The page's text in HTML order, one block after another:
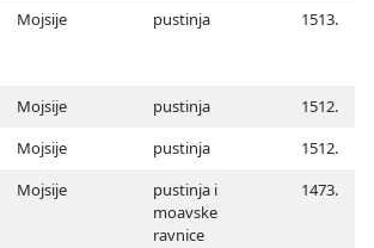
Mojsije pustinja 1513.
Mojsije pustinja
1512.
Mojsije pustinja
1512.
Mojsije
pustinja i
moavske
ravnice
1473.